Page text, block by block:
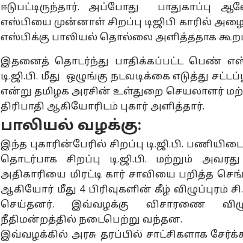
ஈடுபட்டிருந்தார். அப்போது
எஸ்பியை முன்னாள் சிறப்பு டிஜிபி காரில்
எஸ்பிக்கு பாலியல் தொல்லை அளித்ததாக
இதனைத் தொடர்ந்து பாதிக்கப்பட்ட பெண்
டி.ஜி.பி. மீது ஒழுங்கு நடவடிக்கை எடுத்து
என்று தமிழக அரசின் உள்துறை செயலாளர்
திரிபாதி ஆகியோரிடம் புகார் அளித்தார்.
பாலியல் வழக்கு:
இந்த புகாரின்பேரில் சிறப்பு டி.ஜி.பி.
தொடர்பாக சிறப்பு டி.ஜி.பி. மற்றும்
அதிகாரியை மிரட்டி கார் சாவியை பறித்த
ஆகியோர் மீது 4 பிரிவுகளின் கீழ் விழுப்புரம்
செய்தனர். இவ்வழக்கு விசாரணை
நீதிமன்றத்தில் நடைபெற்று வந்தன.
இவ்வழக்கில் அரசு தரப்பில் சாட்சிகளாக